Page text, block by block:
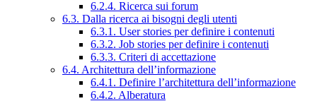
6.2.4. Ricerca sui forum
6.3. Dalla ricerca ai bisogni degli utenti
6.3.1. User stories per definire i contenuti
6.3.2. Job stories per definire i contenuti
6.3.3. Criteri di accettazione
6.4. Architettura dell’informazione
6.4.1. Definire l’architettura dell’informazione
6.4.2. Alberatura